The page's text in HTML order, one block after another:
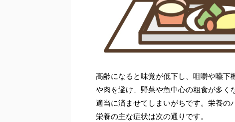
高齢になると味覚が低下し、咀嚼や嚥
や肉を避け、野菜や魚中心の粗食が多
適当に済ませてしまいがちです。栄養
栄養の主な症状は次の通りです。